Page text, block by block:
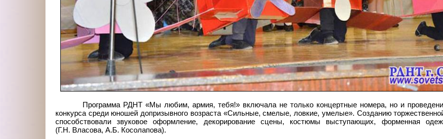
Программа РДНТ «Мы любим, армия, тебя!» включала не только концертные номера, но и
конкурса среди юношей допризывного возраста «Сильные, смелые, ловкие, умелые». Созданию
способствовали звуковое оформление, декорирование сцены, костюмы выступающих, форменная
(Г.Н. Власова, А.Б. Косолапова).